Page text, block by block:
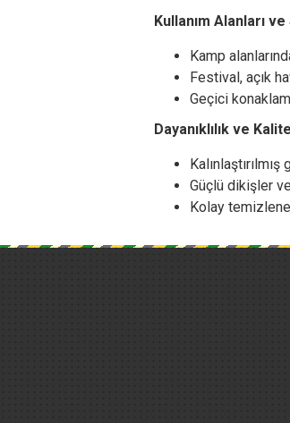
Kullanım Alanları
Kamp
Festival, açık
Geçici
Dayanıklılık ve Kalite
Güçlü dikişler
Kolay